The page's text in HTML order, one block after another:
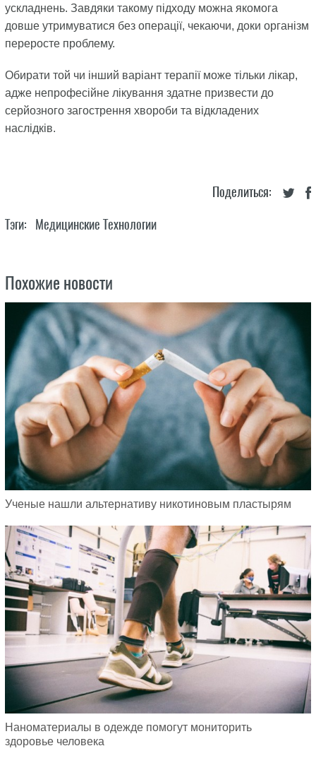
ускладнень. Завдяки такому підходу можна якомога
довше утримуватися без операції, чекаючи, доки організм
переросте проблему.
Обирати той чи інший варіант терапії може тільки лікар,
адже непрофесійне лікування здатне призвести до
серйозного загострення хвороби та відкладених
наслідків.
Поделиться:
Тэги: Медицинские Технологии
Похожие новости
Ученые нашли альтернативу никотиновым пластырям
Наноматериалы в одежде помогут мониторить
здоровье человека